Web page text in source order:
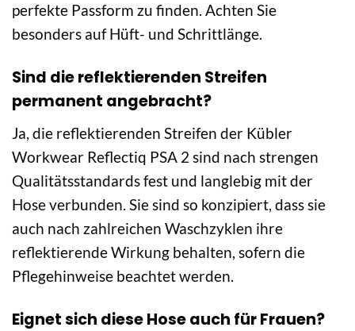
perfekte Passform zu finden. Achten Sie
besonders auf Hüft- und Schrittlänge.
Sind die reflektierenden Streifen
permanent angebracht?
Ja, die reflektierenden Streifen der Kübler
Workwear Reflectiq PSA 2 sind nach strengen
Qualitätsstandards fest und langlebig mit der
Hose verbunden. Sie sind so konzipiert, dass sie
auch nach zahlreichen Waschzyklen ihre
reflektierende Wirkung behalten, sofern die
Pflegehinweise beachtet werden.
Eignet sich diese Hose auch für Frauen?